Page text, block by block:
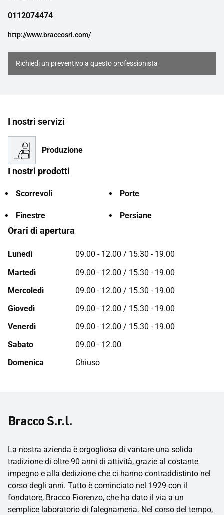
0112074474
http://www.braccosrl.com/
Richiedi un preventivo a questo professionista
I nostri servizi
Produzione
I nostri prodotti
Scorrevoli Porte
Finestre Persiane
Orari di apertura
Lunedì
09.00 - 12.00 / 15.30 - 19.00
Martedì
09.00 - 12.00 / 15.30 - 19.00
Mercoledì
09.00 - 12.00 / 15.30 - 19.00
Giovedì
09.00 - 12.00 / 15.30 - 19.00
Venerdì
09.00 - 12.00 / 15.30 - 19.00
Sabato
09.00 - 12.00
Domenica
Chiuso
Bracco S.r.l.
La nostra azienda è orgogliosa di vantare una solida
tradizione di oltre 90 anni di attività, grazie al costante
impegno e alla dedizione che ci hanno contraddistinto nel
corso degli anni. Tutto è cominciato nel 1929 con il
fondatore, Bracco Fiorenzo, che ha dato il via a un
semplice laboratorio di falegnameria. Nel corso del tempo,